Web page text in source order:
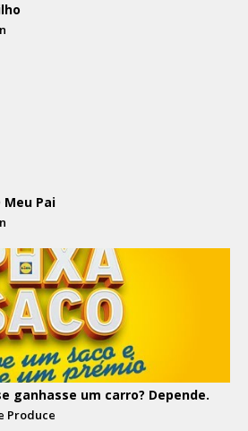
Meu Pai
ganhasse um carro? Depende.
Produce